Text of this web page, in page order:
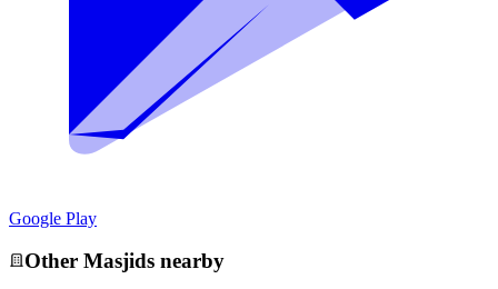
Google Play
Other Masjids nearby